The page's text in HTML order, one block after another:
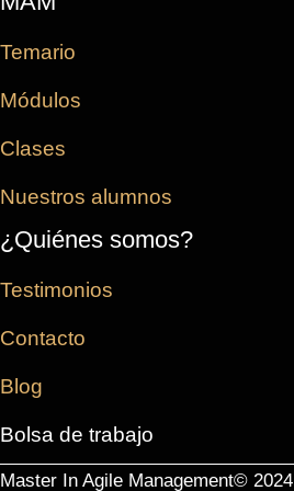
Temario
Módulos
Clases
Nuestros alumnos
¿Quiénes somos?
Testimonios
Contacto
Blog
Bolsa de trabajo
Master In Agile Management© 2024